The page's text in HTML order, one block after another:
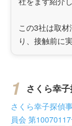
この3社は取
り、接触前に
さくら幸
さくら幸子探偵
員会 第